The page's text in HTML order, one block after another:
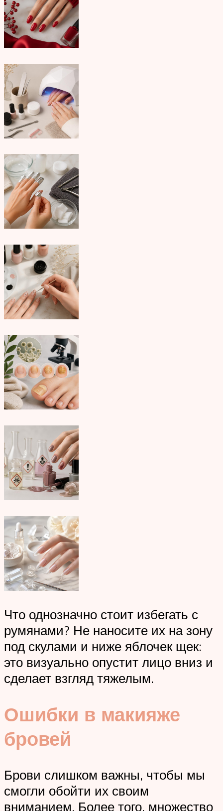
Что однозначно стоит избегать с
румянами? Не наносите их на зону
под скулами и ниже яблочек щек:
это визуально опустит лицо вниз и
сделает взгляд тяжелым.
Ошибки в макияже
бровей
Брови слишком важны, чтобы мы
смогли обойти их своим
вниманием. Более того, множество